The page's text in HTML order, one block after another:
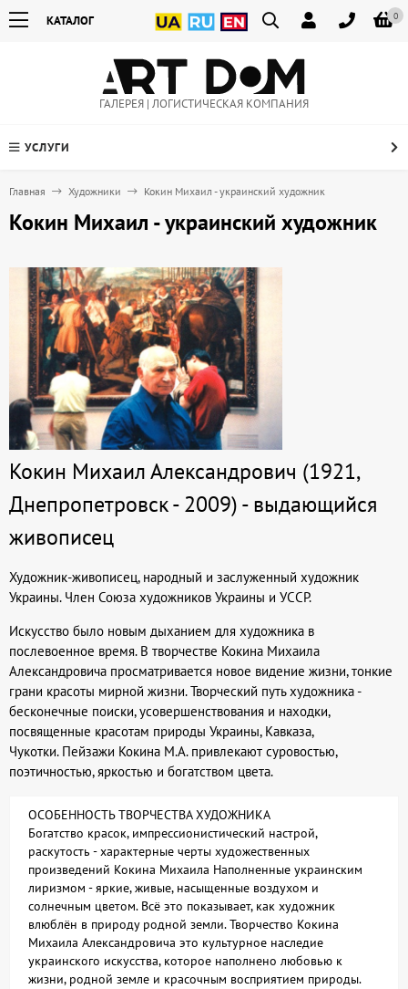
0
КАТАЛОГ
ГАЛЕРЕЯ | ЛОГИСТИЧЕСКАЯ КОМПАНИЯ
УСЛУГИ
Главная Художники Кокин Михаил - украинский художник
Кокин Михаил - украинский художник
Кокин Михаил Александрович (1921,
Днепропетровск - 2009) - выдающийся
живописец
Художник-живописец, народный и заслуженный художник
Украины. Член Союза художников Украины и УССР.
Искусство было новым дыханием для художника в
послевоенное время. В творчестве Кокина Михаила
Александровича просматривается новое видение жизни, тонкие
грани красоты мирной жизни. Творческий путь художника -
бесконечные поиски, усовершенствования и находки,
посвященные красотам природы Украины, Кавказа,
Чукотки. Пейзажи Кокина М.А. привлекают суровостью,
поэтичностью, яркостью и богатством цвета.
ОСОБЕННОСТЬ ТВОРЧЕСТВА ХУДОЖНИКА
Богатство красок, импрессионистический настрой,
раскутость - характерные черты художественных
произведений Кокина Михаила Наполненные украинским
лиризмом - яркие, живые, насыщенные воздухом и
солнечным цветом. Всё это показывает, как художник
влюблён в природу родной земли. Творчество Кокина
Михаила Александровича это культурное наследие
украинского искусства, которое наполнено любовью к
жизни, родной земле и красочным восприятием природы.